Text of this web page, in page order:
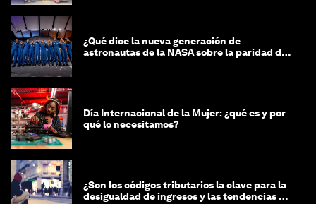
¿Qué dice la nueva generación de
astronautas de la NASA sobre la paridad de
Día Internacional de la Mujer: ¿qué es y por
qué lo necesitamos?
¿Son los códigos tributarios la clave para la
desigualdad de ingresos y las tendencias de